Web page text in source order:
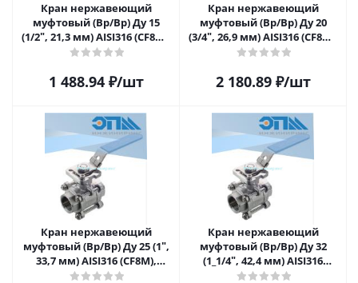
Кран нержавеющий
муфтовый (Вр/Вр) Ду 15
(1/2ʺ, 21,3 мм) AISI316 (CF8M),
полнопроходной, шаровой,
разборный, с блокировкой
1 488.94₽/шт
Кран нержавеющий
муфтовый (Вр/Вр) Ду 20
(3/4ʺ, 26,9 мм) AISI316 (CF8M),
полнопроходной, шаровой,
разборный, с блокировкой
2 180.89₽/шт
Кран нержавеющий
муфтовый (Вр/Вр) Ду 25 (1ʺ,
33,7 мм) AISI316 (CF8M),
полнопроходной, шаровой,
Кран нержавеющий
муфтовый (Вр/Вр) Ду 32
(1_1/4ʺ, 42,4 мм) AISI316
(CF8M), полнопроходной,